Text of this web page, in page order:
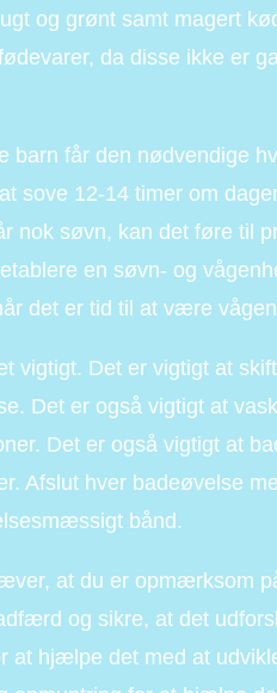
og grønt samt magert
da disse ikke er
barn får den nødvendige
sove 12-14 timer om
nok søvn, kan det føre til
en søvn- og
det er tid til at være
vigtigt. Det er vigtigt at
Det er også vigtigt at
Det er også vigtigt at
Afslut hver badeøvelse
bånd.
at du er opmærksom
og sikre, at det
at hjælpe det med at